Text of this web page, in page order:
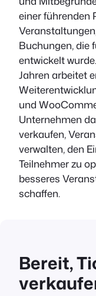
einer führenden
Buchungen, die
entwickelt
Jahren arbeitet
und
Unternehmen
verkaufen,
verwalten, den
Teilnehmer zu
besseres
schaffen.
Bereit,